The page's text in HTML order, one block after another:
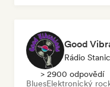
Good
Rádio
> 2900 odpovědí
BluesElektronický